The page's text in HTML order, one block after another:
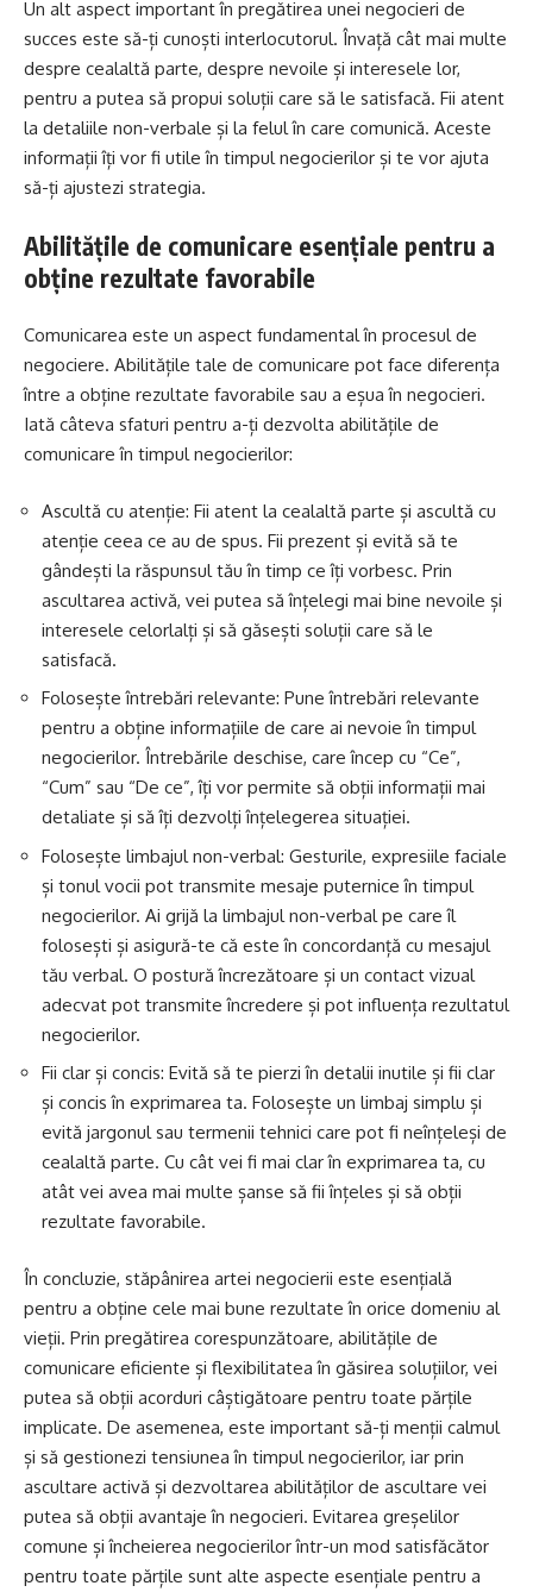
Un alt aspect important în pregătirea unei negocieri de
succes este să-ți cunoști interlocutorul. Învață cât mai multe
despre cealaltă parte, despre nevoile și interesele lor,
pentru a putea să propui soluții care să le satisfacă. Fii atent
la detaliile non-verbale și la felul în care comunică. Aceste
informații îți vor fi utile în timpul negocierilor și te vor ajuta
să-ți ajustezi strategia.
Abilitățile de comunicare esențiale pentru a
obține rezultate favorabile
Comunicarea este un aspect fundamental în procesul de
negociere. Abilitățile tale de comunicare pot face diferența
între a obține rezultate favorabile sau a eșua în negocieri.
Iată câteva sfaturi pentru a-ți dezvolta abilitățile de
comunicare în timpul negocierilor:
Ascultă cu atenție: Fii atent la cealaltă parte și ascultă cu
atenție ceea ce au de spus. Fii prezent și evită să te
gândești la răspunsul tău în timp ce îți vorbesc. Prin
ascultarea activă, vei putea să înțelegi mai bine nevoile și
interesele celorlalți și să găsești soluții care să le
satisfacă.
Folosește întrebări relevante: Pune întrebări relevante
pentru a obține informațiile de care ai nevoie în timpul
negocierilor. Întrebările deschise, care încep cu “Ce”,
“Cum” sau “De ce”, îți vor permite să obții informații mai
detaliate și să îți dezvolți înțelegerea situației.
Folosește limbajul non-verbal: Gesturile, expresiile faciale
și tonul vocii pot transmite mesaje puternice în timpul
negocierilor. Ai grijă la limbajul non-verbal pe care îl
folosești și asigură-te că este în concordanță cu mesajul
tău verbal. O postură încrezătoare și un contact vizual
adecvat pot transmite încredere și pot influența rezultatul
negocierilor.
Fii clar și concis: Evită să te pierzi în detalii inutile și fii clar
și concis în exprimarea ta. Folosește un limbaj simplu și
evită jargonul sau termenii tehnici care pot fi neînțeleși de
cealaltă parte. Cu cât vei fi mai clar în exprimarea ta, cu
atât vei avea mai multe șanse să fii înțeles și să obții
rezultate favorabile.
În concluzie, stăpânirea artei negocierii este esențială
pentru a obține cele mai bune rezultate în orice domeniu al
vieții. Prin pregătirea corespunzătoare, abilitățile de
comunicare eficiente și flexibilitatea în găsirea soluțiilor, vei
putea să obții acorduri câștigătoare pentru toate părțile
implicate. De asemenea, este important să-ți menții calmul
și să gestionezi tensiunea în timpul negocierilor, iar prin
ascultare activă și dezvoltarea abilităților de ascultare vei
putea să obții avantaje în negocieri. Evitarea greșelilor
comune și încheierea negocierilor într-un mod satisfăcător
pentru toate părțile sunt alte aspecte esențiale pentru a